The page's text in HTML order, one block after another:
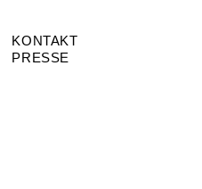
KONTAKT
PRESSE